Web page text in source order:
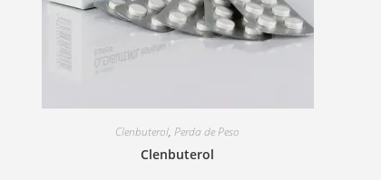
Clenbuterol,Perda de Peso
Clenbuterol